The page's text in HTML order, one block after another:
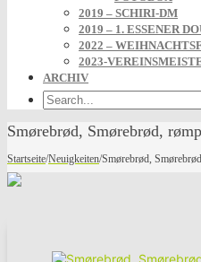
2019 – SCHIRI-DM
2019 – 1. ESSENER
2022 –
2023-
ARCHIV
Smørebrød, Smørebrød,
Startseite/Neuigkeiten/Smørebrød,